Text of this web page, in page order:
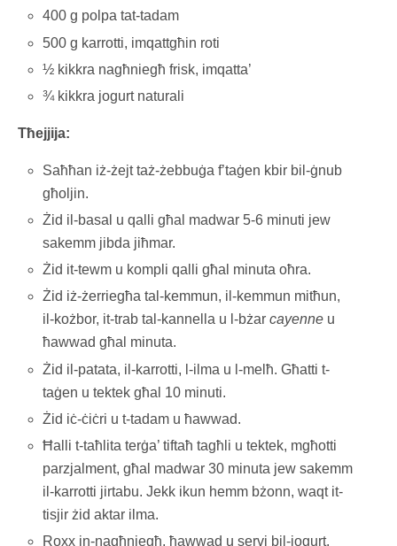
400 g polpa tat-tadam
500 g karrotti, imqattgħin roti
½ kikkra nagħniegħ frisk, imqatta’
¾ kikkra jogurt naturali
Tħejjija:
Saħħan iż-żejt taż-żebbuġa f’taġen kbir bil-ġnub
għoljin.
Żid il-basal u qalli għal madwar 5-6 minuti jew
sakemm jibda jiħmar.
Żid it-tewm u kompli qalli għal minuta oħra.
Żid iż-żerriegħa tal-kemmun, il-kemmun mitħun,
il-kożbor, it-trab tal-kannella u l-bżarcayenne u
ħawwad għal minuta.
Żid il-patata, il-karrotti, l-ilma u l-melħ. Għatti t-
taġen u tektek għal 10 minuti.
Żid iċ-ċiċri u t-tadam u ħawwad.
Ħalli t-taħlita terġa’ tiftaħ tagħli u tektek, mgħotti
parzjalment, għal madwar 30 minuta jew sakemm
il-karrotti jirtabu. Jekk ikun hemm bżonn, waqt it-
tisjir żid aktar ilma.
Roxx in-nagħniegħ, ħawwad u servi bil-jogurt.